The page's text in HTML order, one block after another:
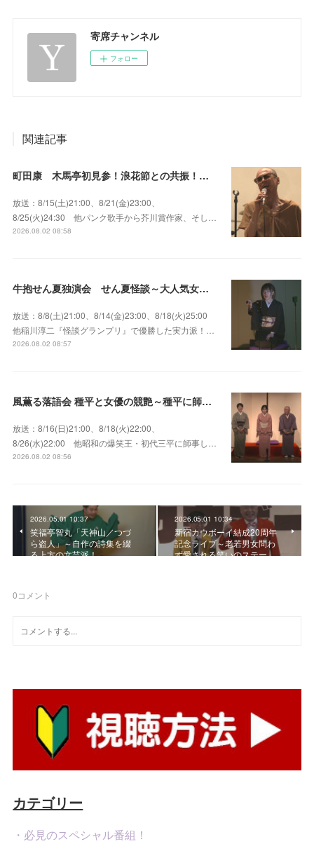
寄席チャンネル
フォロー
関連記事
町田康 木馬亭初見参！浪花節との共振！～マチダ地蔵尊 他
放送：8/15(土)21:00、8/21(金)23:00、
8/25(火)24:30 他パンク歌手から芥川賞作家、そし…
2026.08.02 08:58
牛抱せん夏独演会 せん夏怪談～大人気女性怪談師とっておきの背筋も凍る…
放送：8/8(土)21:00、8/14(金)23:00、8/18(火)25:00
他稲川淳二『怪談グランプリ』で優勝した実力派！…
2026.08.02 08:57
風薫る落語会 種平と女優の競艶～種平に師事した女優たちが百花繚乱に咲き誇る大人気落語会
放送：8/16(日)21:00、8/18(火)22:00、
8/26(水)22:00 他昭和の爆笑王・初代三平に師事し…
2026.08.02 08:56
2026.05.01 10:37
笑福亭智丸「天神山／つづ
ら盗人」～自作の詩集を綴
る上方の文芸派！
2026.05.01 10:34
新宿カウボーイ結成20周年
記念ライブ～老若男女問わ
ず愛される笑いのステー…
0コメント
カテゴリー
・必見のスペシャル番組！